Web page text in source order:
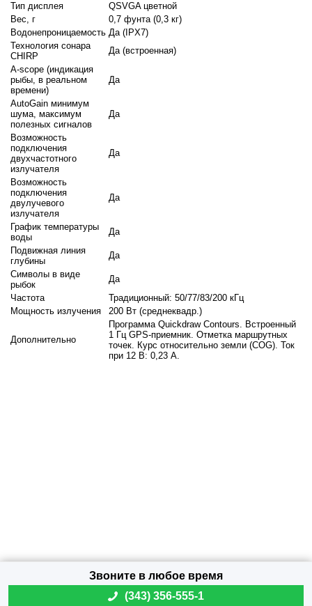
Тип дисплея
QSVGA цветной
Вес, г
0,7 фунта (0,3 кг)
Водонепроницаемость Да (IPX7)
Технология сонара
CHIRP
Да (встроенная)
A-scope (индикация
рыбы, в реальном
времени)
Да
AutoGain минимум
шума, максимум
полезных сигналов
Да
Возможность
подключения
двухчастотного
излучателя
Да
Возможность
подключения
двулучевого
излучателя
Да
График температуры
воды
Да
Подвижная линия
глубины
Да
Символы в виде
рыбок
Да
Частота
Традиционный: 50/77/83/200 кГц
Мощность излучения
200 Вт (среднеквадр.)
Дополнительно
Программа Quickdraw Contours. Встроенный
1 Гц GPS-приемник. Отметка маршрутных
точек. Курс относительно земли (COG). Ток
при 12 В: 0,23 A.
(343) 356-555-1